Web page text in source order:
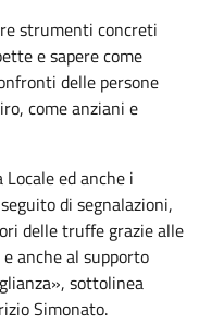
strumenti concreti
e sapere come
delle persone
come anziani e
ed anche i
di segnalazioni,
delle truffe grazie alle
anche al supporto
sottolinea
Simonato.